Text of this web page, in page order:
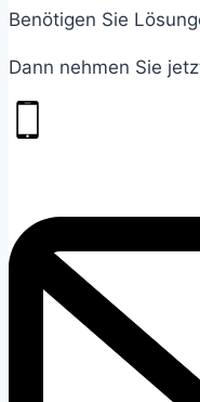
Benötigen Sie
Dann nehmen Sie